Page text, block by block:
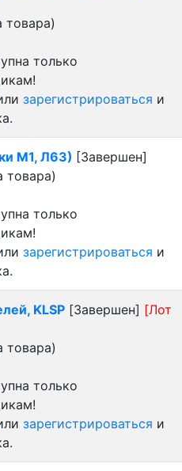
только
зарегистрироваться и
М1, Л63) [Завершен]
только
зарегистрироваться и
KLSP [Завершен] [Лот
только
зарегистрироваться и